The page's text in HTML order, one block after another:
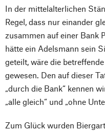
In der mittelalterlichen
Regel, dass nur einander
zusammen auf einer Bank
hätte ein Adelsmann sein
geteilt, wäre die
gewesen. Den auf dieser
„durch die Bank“ kennen
„alle gleich“ und „ohne
Zum Glück wurden